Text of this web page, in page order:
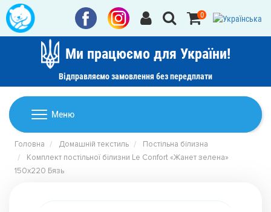
Ми працюємо для України!
Відправляємо замовлення без передплати
0
Меню
Домашній текстиль
Ковдри
Подушки
Пледи
Дитячі товари
Головна Домашній текстиль
Постільна білизна
Комплект постільної білизни Le Confort «Жанет зелена»
150x220 Бязь